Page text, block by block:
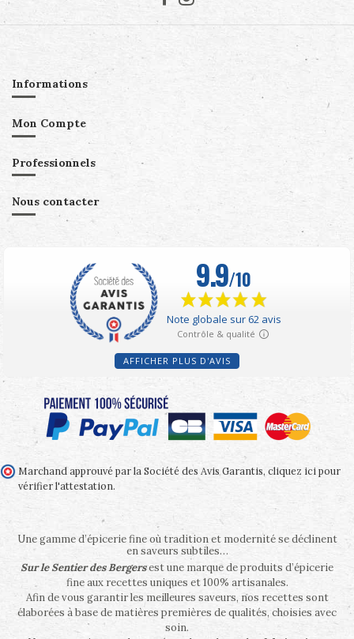
Informations
Mon Compte
Professionnels
Nous contacter
AFFICHER PLUS D'AVIS
Marchand approuvé par la Société des Avis Garantis, cliquez ici pour
vérifier l'attestation.
Une gamme d’épicerie fine où tradition et modernité se déclinent
en saveurs subtiles…
Sur le Sentier des Bergersest une marque de produits d’épicerie
fine aux recettes uniques et 100% artisanales.
Afin de vous garantir les meilleures saveurs, nos recettes sont
élaborées à base de matières premières de qualités, choisies avec
soin.